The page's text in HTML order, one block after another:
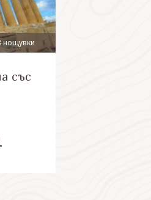
нощувки
със